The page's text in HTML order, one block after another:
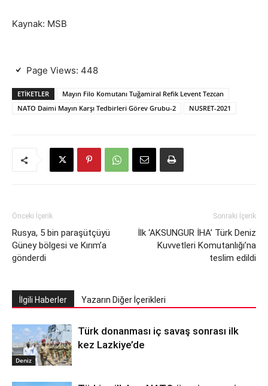
Kaynak: MSB
Page Views: 448
ETIKETLER
Mayın Filo Komutanı Tuğamiral Refik Levent Tezcan
NATO Daimi Mayın Karşı Tedbirleri Görev Grubu-2
NUSRET-2021
Önceki İçerik
Rusya, 5 bin paraşütçüyü
Güney bölgesi ve Kırım’a
gönderdi
Sonraki İçerik
İlk ‘AKSUNGUR İHA’ Türk Deniz
Kuvvetleri Komutanlığı’na
teslim edildi
İlgili Haberler Yazarın Diğer İçerikleri
Deniz
Türk donanması iç savaş sonrası ilk
kez Lazkiye’de